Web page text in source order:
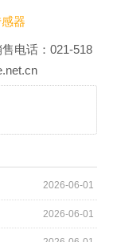
器
电话：021-518
2026-06-01
2026-06-01